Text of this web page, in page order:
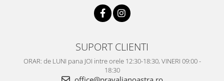
SUPORT CLIENTI
ORAR: de LUNI pana JOI intre orele 12:30-18:30, VINERI 09:00 -
18:30